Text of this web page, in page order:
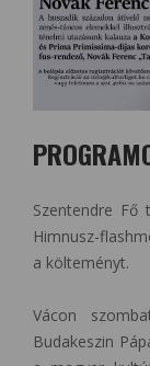
Szentendre Fő
Himnusz-
a költeményt.
Vácon
Budakeszin